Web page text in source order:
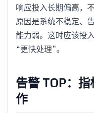
响应投入长期偏高，
原因是系统不稳定、
能力弱。这时应该投
“更快处理”。
告警 TOP：
作